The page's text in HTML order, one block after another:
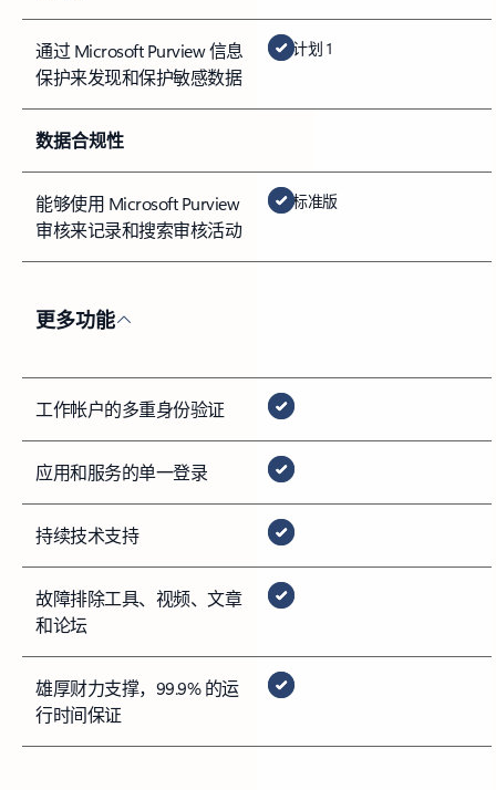
通过 Microsoft Purview 信息
保护来发现和保护敏感数据
计划 1
数据合规性
能够使用 Microsoft Purview
审核来记录和搜索审核活动
标准版
更多功能
工作帐户的多重身份验证
应用和服务的单一登录
持续技术支持
故障排除工具、视频、文章
和论坛
雄厚财力支撑，99.9% 的运
行时间保证